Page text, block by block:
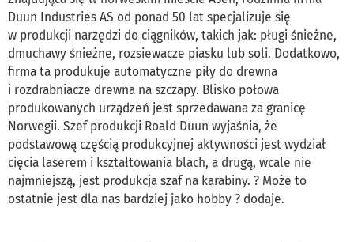
Duun Industries AS od ponad 50 lat specjalizuje się
w produkcji narzędzi do ciągników, takich jak: pługi śnieżne,
dmuchawy śnieżne, rozsiewacze piasku lub soli. Dodatkowo,
firma ta produkuje automatyczne piły do drewna
i rozdrabniacze drewna na szczapy. Blisko połowa
produkowanych urządzeń jest sprzedawana za granicę
Norwegii. Szef produkcji Roald Duun wyjaśnia, że
podstawową częścią produkcyjnej aktywności jest wydział
cięcia laserem i kształtowania blach, a drugą, wcale nie
najmniejszą, jest produkcja szaf na karabiny. ? Może to
ostatnie jest dla nas bardziej jako hobby ? dodaje.